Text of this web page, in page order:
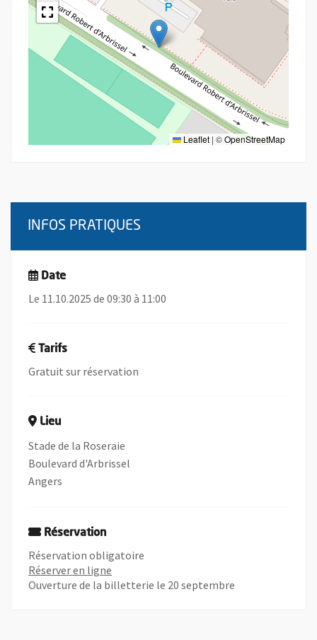
Leaflet | ©OpenStreetMap
INFOS PRATIQUES
Date
Le 11.10.2025 de 09:30 à 11:00
Tarifs
Gratuit sur réservation
Lieu
Stade de la Roseraie
Boulevard d'Arbrissel
Angers
Réservation
Réservation obligatoire
Réserver en ligne
Ouverture de la billetterie le 20 septembre